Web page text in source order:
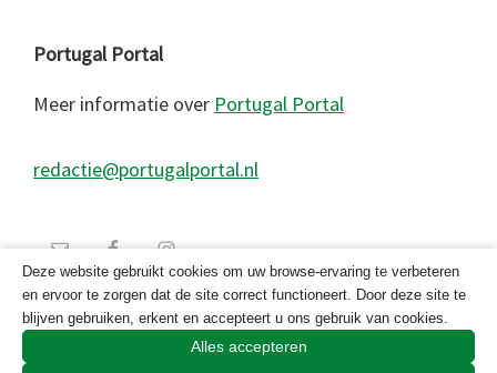
website
Portugal Portal
Meer informatie over Portugal Portal
redactie@portugalportal.nl
Deze website gebruikt cookies om uw browse-ervaring te verbeteren
en ervoor te zorgen dat de site correct functioneert. Door deze site te
blijven gebruiken, erkent en accepteert u ons gebruik van cookies.
Alles accepteren